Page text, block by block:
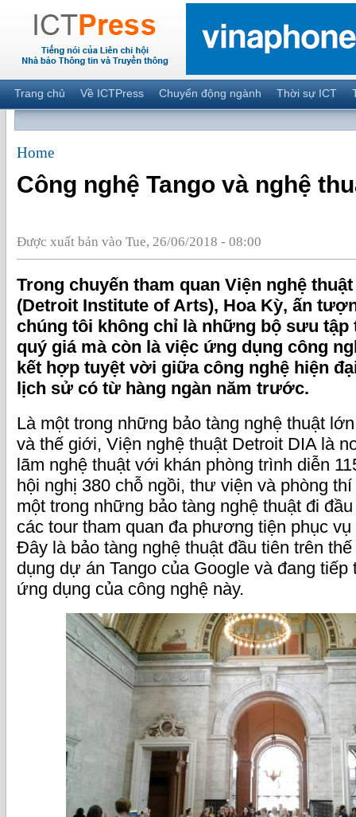
Trang chủ Về ICTPress Chuyển động ngành Thời sự ICT
Home
Công nghệ Tango và nghệ
Được xuất bản vào Tue, 26/06/2018 - 08:00
Trong chuyến tham quan Viện nghệ
(Detroit Institute of Arts), Hoa Kỳ, ấn
chúng tôi không chỉ là những bộ sưu tập
quý giá mà còn là việc ứng dụng công
kết hợp tuyệt vời giữa công nghệ hiện
lịch sử có từ hàng ngàn năm trước.
Là một trong những bảo tàng nghệ thuật
và thế giới, Viện nghệ thuật Detroit DIA là
lãm nghệ thuật với khán phòng trình diễn
hội nghị 380 chỗ ngồi, thư viện và phòng
một trong những bảo tàng nghệ thuật đi
các tour tham quan đa phương tiện phục
Đây là bảo tàng nghệ thuật đầu tiên trên
dụng dự án Tango của Google và đang tiếp
ứng dụng của công nghệ này.